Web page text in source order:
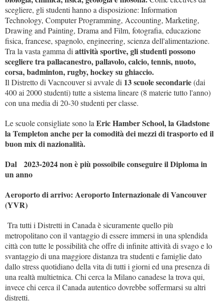
scegliere, gli studenti hanno a disposizione: Information
Technology, Computer Programming, Accounting, Marketing,
Drawing and Painting, Drama and Film, fotografia, educazione
fisica, francese, spagnolo, engineering, scienza dell'alimentazione.
Tra la vasta gamma di attività sportive, gli studenti possono
scegliere tra pallacanestro, pallavolo, calcio, tennis, nuoto,
corsa, badminton, rugby, hockey su ghiaccio.
Il Distretto di Vacncouver si avvale di 13 scuole secondarie(dai
400 ai 2000 studenti) tutte a sistema lineare (8 materie tutto l'anno)
con una media di 20-30 studenti per classe.
Le scuole consigliate sono la Eric Hamber School, la Gladstone
la Templeton anche per la comodità dei mezzi di trasporto ed il
buon mix di nazionalità.
Dal 2023-2024 non è più possoibile conseguire il Diploma in
un anno
Aeroporto di arrivo: Aeroporto Internazionale di Vancouver
(YVR)
Tra tutti i Distretti in Canada è sicuramente quello più
metropolitano con il vantaggio di essere immersi in una splendida
città con tutte le possibilità che offre di infinite attività di svago e lo
svantaggio di una maggiore distanza tra studenti e famiglie dato
dallo stress quotidiano della vita di tutti i giorni ed una presenza di
una realtà multietnica. Chi cerca la Milano canadese la trova qui,
invece chi cerca il Canada autentico dovrebbe soffermarsi su altri
distretti.